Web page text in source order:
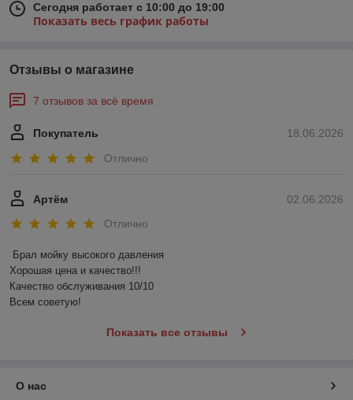
Сегодня работает с 10:00 до 19:00
Показать весь график работы
Отзывы о магазине
7 отзывов за всё время
18.06.2026
Покупатель
Отлично
02.06.2026
Артём
Отлично
Брал мойку высокого давления
Хорошая цена и качество!!!
Качество обслуживания 10/10
Всем советую!
Показать все отзывы
О нас